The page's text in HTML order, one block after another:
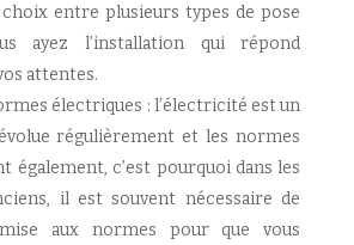
choix entre plusieurs types de pose
ayez l’installation qui répond
attentes.
électriques : l’électricité est un
régulièrement et les normes
également, c’est pourquoi dans les
il est souvent nécessaire de
aux normes pour que vous